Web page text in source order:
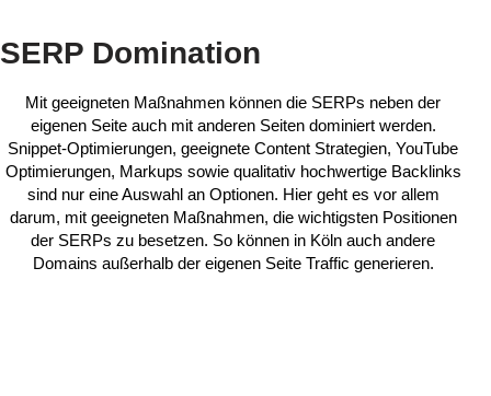
SERP Domination
Mit geeigneten Maßnahmen können die SERPs neben der
eigenen Seite auch mit anderen Seiten dominiert werden.
Snippet-Optimierungen, geeignete Content Strategien, YouTube
Optimierungen, Markups sowie qualitativ hochwertige Backlinks
sind nur eine Auswahl an Optionen. Hier geht es vor allem
darum, mit geeigneten Maßnahmen, die wichtigsten Positionen
der SERPs zu besetzen. So können in Köln auch andere
Domains außerhalb der eigenen Seite Traffic generieren.